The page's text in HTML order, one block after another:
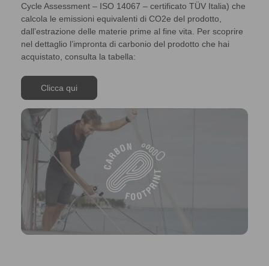
Cycle Assessment – ISO 14067 – certificato TÜV Italia) che
calcola le emissioni equivalenti di CO2e del prodotto,
dall’estrazione delle materie prime al fine vita. Per scoprire
nel dettaglio l’impronta di carbonio del prodotto che hai
acquistato, consulta la tabella:
Clicca qui